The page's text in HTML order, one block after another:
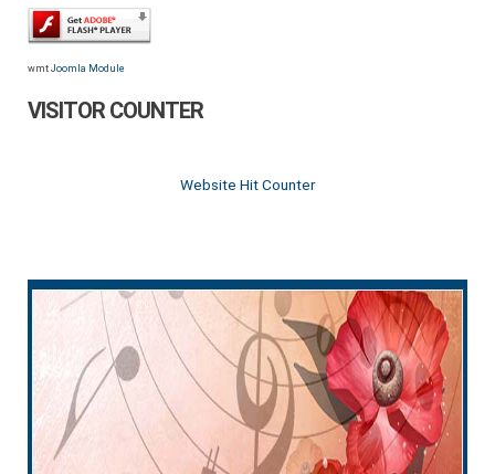
wmt Joomla Module
VISITOR COUNTER
Website Hit Counter